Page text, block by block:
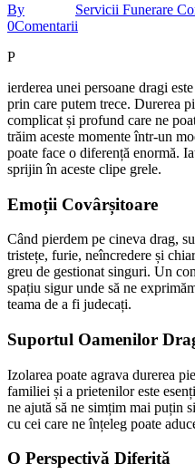
By Servicii Funerare
0Comentarii
P
ierderea unei persoane dragi
prin care putem trece. Durerea
complicat și profund care ne
trăim aceste momente într-un
poate face o diferență enormă.
sprijin în aceste clipe grele.
Emoții Covârșitoare
Când pierdem pe cineva drag,
tristețe, furie, neîncredere și
greu de gestionat singuri. Un
spațiu sigur unde să ne
teama de a fi judecați.
Suportul Oamenilor
Izolarea poate agrava durerea
familiei și a prietenilor este
ne ajută să ne simțim mai puțin
cu cei care ne înțeleg poate
O Perspectivă Diferită